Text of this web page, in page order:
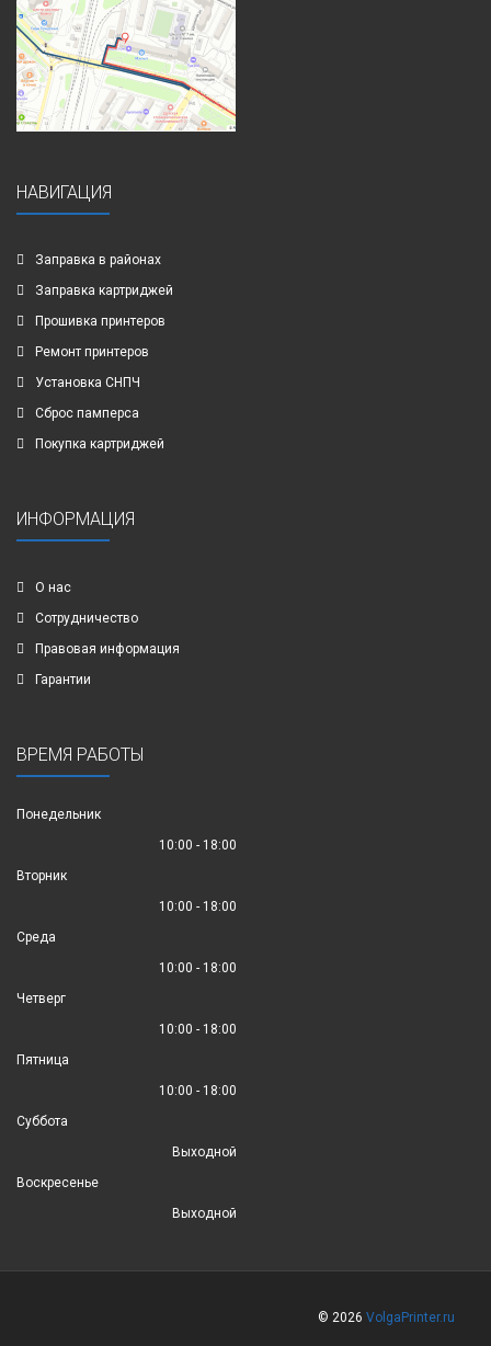
НАВИГАЦИЯ
Заправка в районах
Заправка картриджей
Прошивка принтеров
Ремонт принтеров
Установка СНПЧ
Сброс памперса
Покупка картриджей
ИНФОРМАЦИЯ
О нас
Сотрудничество
Правовая информация
Гарантии
ВРЕМЯ РАБОТЫ
Понедельник
10:00 - 18:00
Вторник
10:00 - 18:00
Среда
10:00 - 18:00
Четверг
10:00 - 18:00
Пятница
10:00 - 18:00
Суббота
Выходной
Воскресенье
Выходной
© 2026 VolgaPrinter.ru